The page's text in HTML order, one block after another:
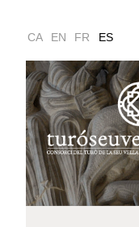
CA EN FR ES